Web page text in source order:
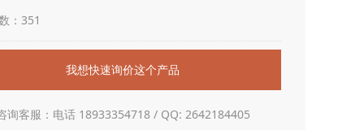
：351
我想快速询价这个产品
询客服：电话 18933354718 / QQ: 2642184405